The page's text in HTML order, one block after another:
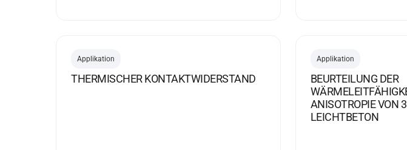
Applikation
THERMISCHER KONTAKTWIDERSTAND
Applikation
BEURTEILUNG DER
ANISOTROPIE VON
LEICHTBETON